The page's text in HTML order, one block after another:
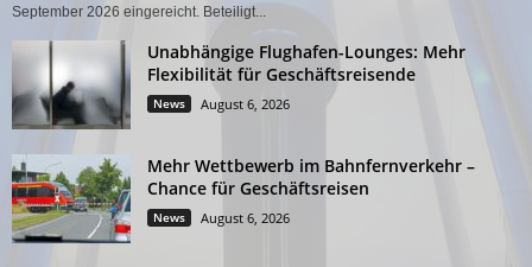
September 2026 eingereicht. Beteiligt...
Unabhängige Flughafen-Lounges: Mehr
Flexibilität für Geschäftsreisende
News August 6, 2026
Mehr Wettbewerb im Bahnfernverkehr –
Chance für Geschäftsreisen
News August 6, 2026